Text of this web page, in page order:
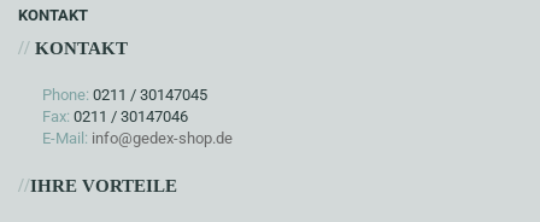
KONTAKT
// KONTAKT
Phone: 0211 / 30147045
Fax: 0211 / 30147046
E-Mail: info@gedex-shop.de
//IHRE VORTEILE